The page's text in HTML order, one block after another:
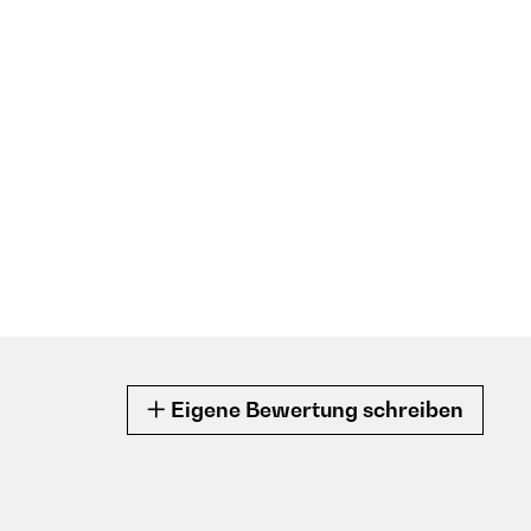
Eigene Bewertung schreiben